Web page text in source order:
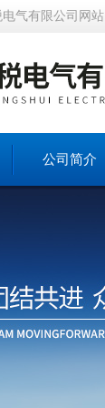
气有限公司网站
公司简介